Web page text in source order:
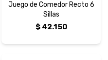
Juego de Comedor Recto 6
Sillas
$ 42.150